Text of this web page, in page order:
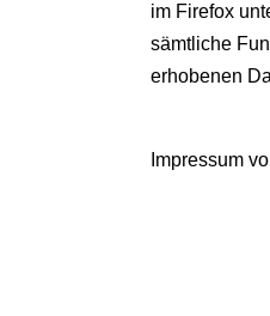
im Firefox
sämtliche
erhobenen
Impressum